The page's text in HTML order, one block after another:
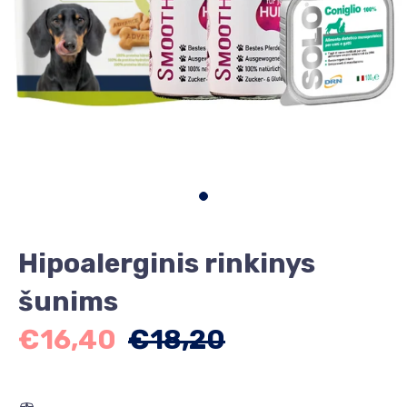
Hipoalerginis rinkinys
šunims
€16,40 €18,20